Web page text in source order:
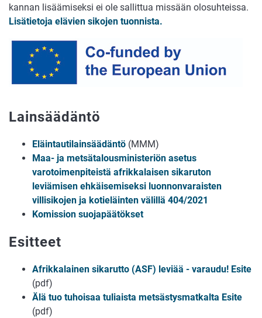
kannan lisäämiseksi ei ole sallittua missään olosuhteissa.
Lisätietoja elävien sikojen tuonnista.
Lainsäädäntö
Eläintautilainsäädäntö (MMM)
Maa- ja metsätalousministeriön asetus
varotoimenpiteistä afrikkalaisen sikaruton
leviämisen ehkäisemiseksi luonnonvaraisten
villisikojen ja kotieläinten välillä 404/2021
Komission suojapäätökset
Esitteet
Afrikkalainen sikarutto (ASF) leviää - varaudu! Esite
(pdf)
Älä tuo tuhoisaa tuliaista metsästysmatkalta Esite
(pdf)